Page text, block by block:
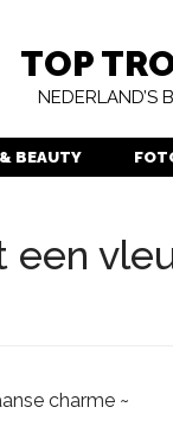
TOP
NEDERLAND’S
BEAUTY
een
charme ~